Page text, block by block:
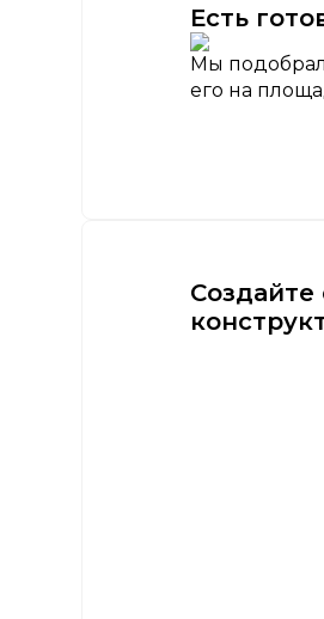
Есть
Мы
его на